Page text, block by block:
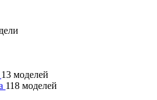
13 моделей
118 моделей